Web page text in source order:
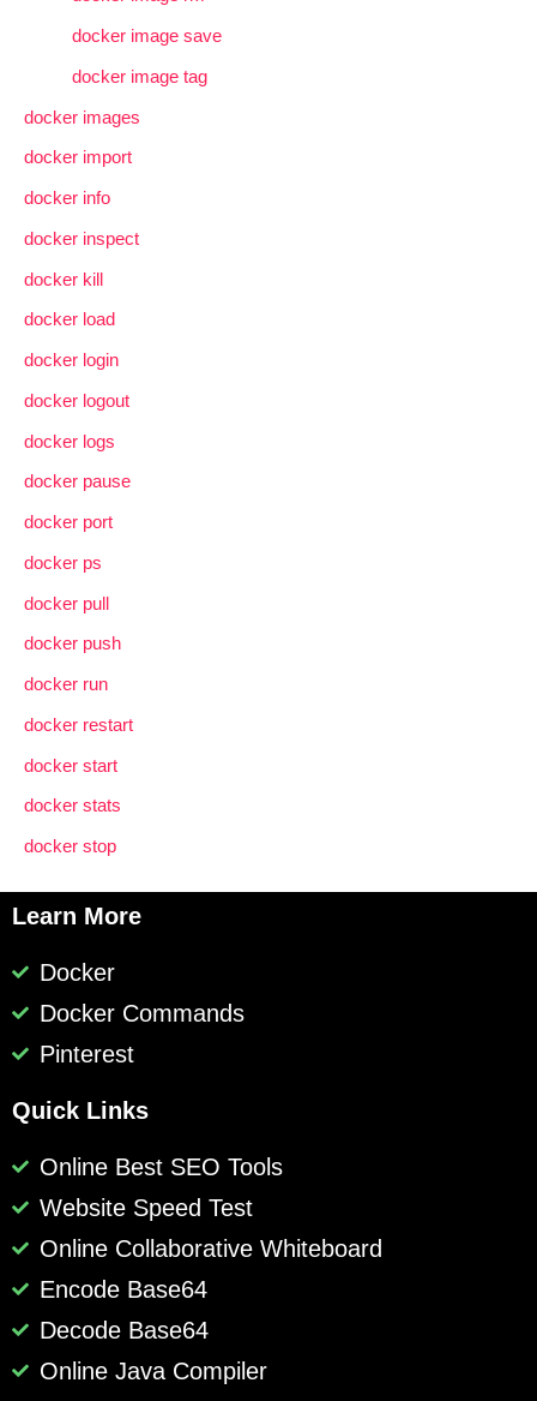
docker image save
docker image tag
docker images
docker import
docker info
docker inspect
docker kill
docker load
docker login
docker logout
docker logs
docker pause
docker port
docker ps
docker pull
docker push
docker run
docker restart
docker start
docker stats
docker stop
Learn More
Docker
Docker Commands
Pinterest
Quick Links
Online Best SEO Tools
Website Speed Test
Online Collaborative Whiteboard
Encode Base64
Decode Base64
Online Java Compiler